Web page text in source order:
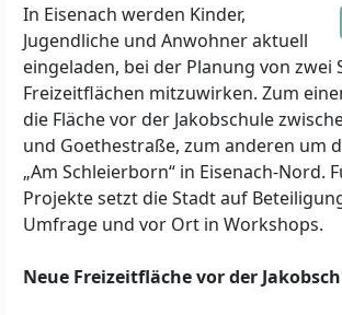
In Eisenach werden Kinder,
Jugendliche und Anwohner aktuell
eingeladen, bei der Planung von zwei
Freizeitflächen mitzuwirken. Zum
die Fläche vor der Jakobschule
und Goethestraße, zum anderen um
„Am Schleierborn“ in Eisenach-Nord.
Projekte setzt die Stadt auf
Umfrage und vor Ort in Workshops.
Neue Freizeitfläche vor der